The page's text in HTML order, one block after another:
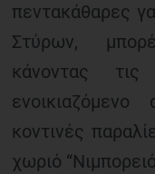
πεντακάθαρες
Στύρων,
κάνοντας
κοντινές
χωριό